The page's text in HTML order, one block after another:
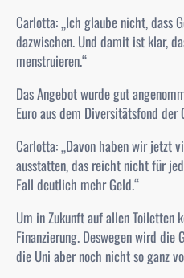
Carlotta:„Ich glaube nicht, dass
dazwischen. Und damit ist klar,
menstruieren.“
Das Angebot wurde gut
Euro aus dem Diversitätsfond der
Carlotta:„Davon haben wir jetzt
ausstatten, das reicht nicht für
Fall deutlich mehr Geld.“
Um in Zukunft auf allen Toiletten
Finanzierung. Deswegen wird
die Uni aber noch nicht so ganz